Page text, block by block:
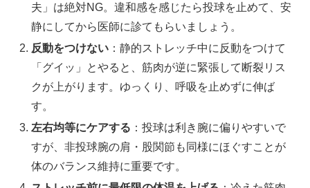
夫」は絶対NG。違和感を感じたら投球を止めて、安
静にしてから医師に診てもらいましょう。
反動をつけない ：静的ストレッチ中に反動をつけて
「グイッ」とやると、筋肉が逆に緊張して断裂リス
クが上がります。ゆっくり、呼吸を止めずに伸ば
す。
左右均等にケアする ：投球は利き腕に偏りやすいで
すが、非投球腕の肩・股関節も同様にほぐすことが
体のバランス維持に重要です。